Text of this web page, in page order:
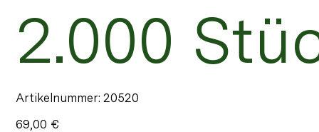
2.000
Artikelnummer: Artikelnummer:
20520
20520
Preis
69,00 €